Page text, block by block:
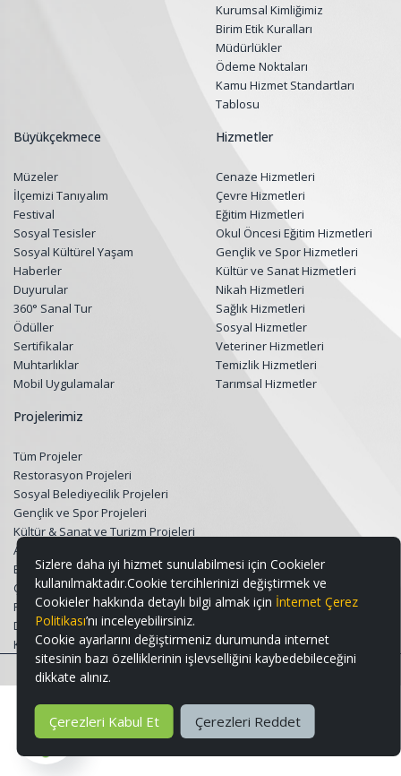
Kurumsal Kimliğimiz
Birim Etik Kuralları
Müdürlükler
Ödeme Noktaları
Kamu Hizmet Standartları
Tablosu
Büyükçekmece
Müzeler
İlçemizi Tanıyalım
Festival
Sosyal Tesisler
Sosyal Kültürel Yaşam
Haberler
Duyurular
360° Sanal Tur
Ödüller
Sertifikalar
Muhtarlıklar
Mobil Uygulamalar
Hizmetler
Cenaze Hizmetleri
Çevre Hizmetleri
Eğitim Hizmetleri
Okul Öncesi Eğitim Hizmetleri
Gençlik ve Spor Hizmetleri
Kültür ve Sanat Hizmetleri
Nikah Hizmetleri
Sağlık Hizmetleri
Sosyal Hizmetler
Veteriner Hizmetleri
Temizlik Hizmetleri
Tarımsal Hizmetler
Projelerimiz
Tüm Projeler
Restorasyon Projeleri
Sosyal Belediyecilik Projeleri
Gençlik ve Spor Projeleri
Kültür & Sanat ve Turizm Projeleri
Altyapı ve Üstyapı Projeleri
Eğitim Destek Projeleri
Çevre, Peyzaj ve Geri Dönüşüm
Projeleri
Dijital Projeler
Kırsal Kalkınma Projeleri
2026 © Büyükçemece Belediyesi. Tüm hakları saklıdır.
Sizlere daha iyi hizmet sunulabilmesi için Cookieler
kullanılmaktadır.Cookie tercihlerinizi değiştirmek ve
Cookieler hakkında detaylı bilgi almak için İnternet Çerez
Politikası’nı inceleyebilirsiniz.
Cookie ayarlarını değiştirmeniz durumunda internet
sitesinin bazı özelliklerinin işlevselliğini kaybedebileceğini
dikkate alınız.
Çerezleri Kabul Et Çerezleri Reddet